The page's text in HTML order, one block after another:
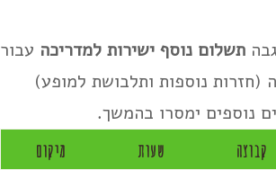
תשלום נוסף ישירות למדריכה עבור
(חזרות נוספות ותלבושת למופע)
נוספים ימסרו בהמשך.
קבוצה שעות מיקום